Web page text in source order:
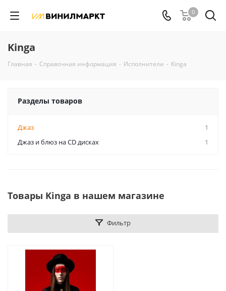
0
Kinga
Главная - Справочная информация - Исполнители - Kinga
Разделы товаров
Джаз
1
Джаз и блюз на CD дисках
1
Товары Kinga в нашем магазине
Фильтр